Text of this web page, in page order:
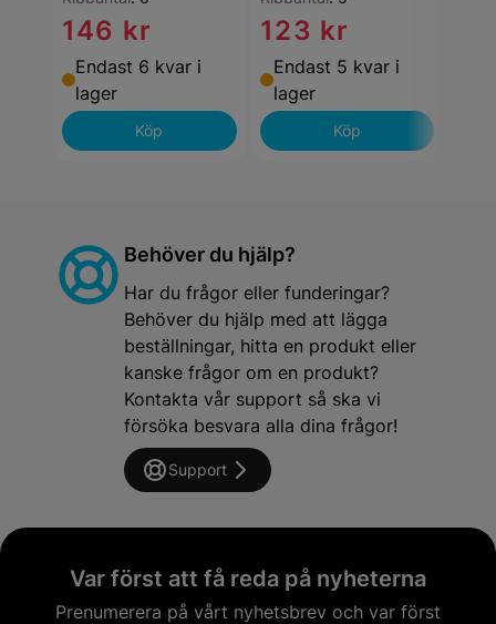
146 kr
Endast 6 kvar i
lager
Köp
123 kr
Endast 5 kvar i
lager
Köp
Behöver du hjälp?
Har du frågor eller funderingar?
Behöver du hjälp med att lägga
beställningar, hitta en produkt eller
kanske frågor om en produkt?
Kontakta vår support så ska vi
försöka besvara alla dina frågor!
Support
Var först att få reda på nyheterna
Prenumerera på vårt nyhetsbrev och var först